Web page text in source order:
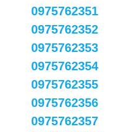
0975762351
0975762352
0975762353
0975762354
0975762355
0975762356
0975762357